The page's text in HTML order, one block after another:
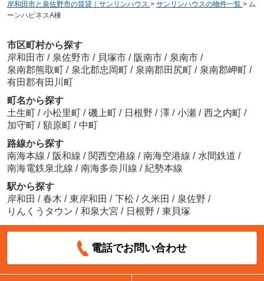
岸和田市と泉佐野市の賃貸｜サンリンハウス > サンリンハウスの物件一覧 > ム
ーンハピネスA棟
市区町村から探す
岸和田市 / 泉佐野市 / 貝塚市 / 阪南市 / 泉南市 /
泉南郡熊取町 / 泉北郡忠岡町 / 泉南郡田尻町 / 泉南郡岬町 /
有田郡有田川町
町名から探す
土生町 / 小松里町 / 磯上町 / 日根野 / 澤 / 小瀬 / 西之内町 /
加守町 / 額原町 / 中町
路線から探す
南海本線 / 阪和線 / 関西空港線 / 南海空港線 / 水間鉄道 /
南海電鉄泉北線 / 南海多奈川線 / 紀勢本線
駅から探す
岸和田 / 春木 / 東岸和田 / 下松 / 久米田 / 泉佐野 /
りんくうタウン / 和泉大宮 / 日根野 / 東貝塚
電話でお問い合わせ